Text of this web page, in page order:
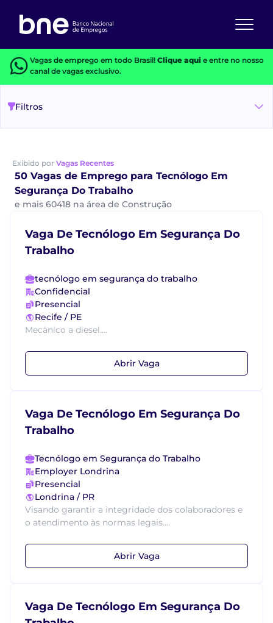
Vagas de emprego em todo Brasil! Clique aquie entre no nosso
canal de vagas exclusivo.
Filtros
Exibido por Vagas Recentes
50 Vagas de Emprego para Tecnólogo Em
Segurança Do Trabalho
e mais 60418 na área de Construção
Vaga De Tecnólogo Em Segurança Do
Trabalho
tecnólogo em segurança do trabalho
Confidencial
Presencial
Recife / PE
Mecânico a diesel....
Abrir Vaga
Vaga De Tecnólogo Em Segurança Do
Trabalho
Tecnólogo em Segurança do Trabalho
Employer Londrina
Presencial
Londrina / PR
Visando garantir a integridade dos colaboradores e
o atendimento às normas legais....
Abrir Vaga
Vaga De Tecnólogo Em Segurança Do